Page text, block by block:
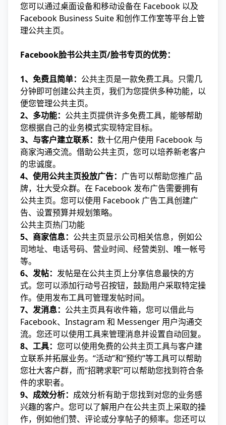
您可以通过桌面设备和移动设备在 Facebook 以及
Facebook Business Suite 和创作工作室等平台上管
理公共主页。
Facebook脸书公共主页/脸书专页的优势：
1、免费且简单： 公共主页是一款免费工具。只需几
分钟即可创建公共主页，我们为您提供多种功能，以
便您管理公共主页。
2、多功能： 公共主页提供许多免费工具，能够帮助
您根据自己的业务模式实现特定目标。
3、与客户建立联系： 数十亿用户使用 Facebook 与
商家沟通交流。借助公共主页，您可以培养新老客户
的忠诚度。
4、使用公共主页投放广告： 广告可以帮助您推广品
牌，壮大受众群。在 Facebook 发布广告需要拥有
公共主页。您可以使用 Facebook 广告工具创建广
告、设置预算并规划策略。
公共主页热门功能
5、商家信息： 公共主页显示公司相关信息，例如公
司地址、电话号码、营业时间、经营类别、唯一帐号
等。
6、发帖： 发帖是在公共主页上分享信息最快的方
式。您可以添加行动号召按钮，鼓励用户采取特定操
作。使用发布工具可管理发帖时间。
7、发消息： 公共主页具有收件箱，您可以借此与
Facebook、Instagram 和 Messenger 用户沟通交
流。您还可以使用工具来管理消息并设置自动回复。
8、工具： 您可以使用免费的公共主页工具与客户建
立联系并拓展业务。“活动”和“预约”等工具可以帮助
您壮大客户群，而“招聘求职”可以帮助您找到符合条
件的求职者。
9、成效分析： 成效分析有助于您找到对您的业务感
兴趣的客户。您可以了解用户在公共主页上采取的操
作，例如他们赞、评论或分享帖子的频率。您还可以